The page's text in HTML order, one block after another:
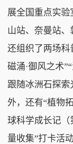
展全国重点实
山站、奈曼站、
还组织了两场科
磁涌·御风之术
跟随冰洲石探索
外，还有“植物
球科学成长记（
量收集”打卡活